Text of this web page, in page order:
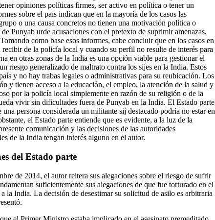
opiniones políticas firmes, ser activo en política o tener un
sobre el país indican que en la mayoría de los casos las
o una causa concretos no tienen una motivación política o
Punyab urde acusaciones con el pretexto de suprimir amenazas,
como base esos informes, cabe concluir que en los casos en
de la policía local y cuando su perfil no resulte de interés para
en otras zonas de la India es una opción viable para gestionar el
riesgo generalizado de maltrato contra los sijes en la India. Estos
y no hay trabas legales o administrativas para su reubicación. Los
y tienen acceso a la educación, el empleo, la atención de la salud y
por la policía local simplemente en razón de su religión o de la
vivir sin dificultades fuera de Punyab en la India. El Estado parte
persona considerada un militante sij destacado podría no estar en
el Estado parte entiende que es evidente, a la luz de la
comunicación y las decisiones de las autoridades
de la India tengan interés alguno en el autor.
del Estado parte
de 2014, el autor reitera sus alegaciones sobre el riesgo de sufrir
suficientemente sus alegaciones de que fue torturado en el
la India. La decisión de desestimar su solicitud de asilo es arbitraria